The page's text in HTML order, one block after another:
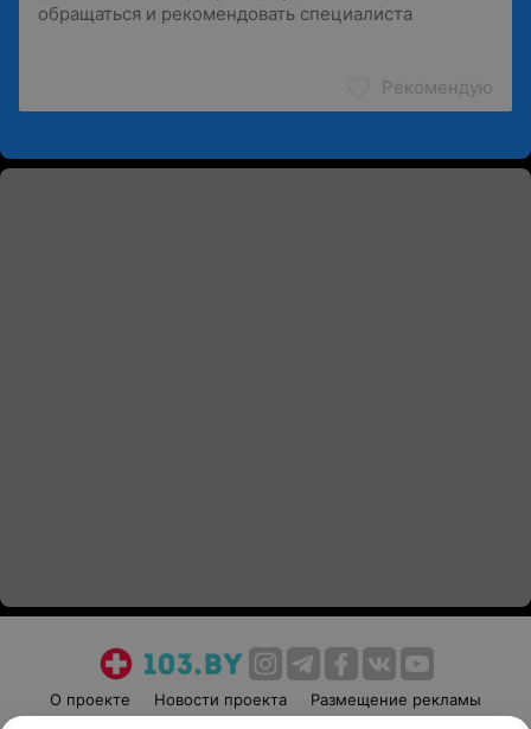
Рекомендую
О проекте Новости проекта
Размещение рекламы